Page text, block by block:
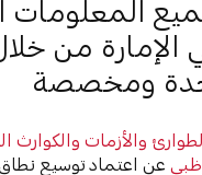
المعلومات
الإمارة من
ومخصصة
والأزمات والكوارث
عن اعتماد توسيع نطاق